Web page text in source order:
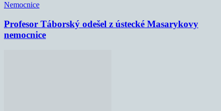
Nemocnice
Profesor Táborský odešel z ústecké Masarykovy
nemocnice